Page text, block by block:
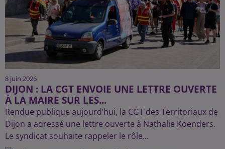
8 juin 2026
DIJON : LA CGT ENVOIE UNE LETTRE OUVERTE
À LA MAIRE SUR LES...
Rendue publique aujourd’hui, la CGT des Territoriaux de
Dijon a adressé une lettre ouverte à Nathalie Koenders.
Le syndicat souhaite rappeler le rôle...